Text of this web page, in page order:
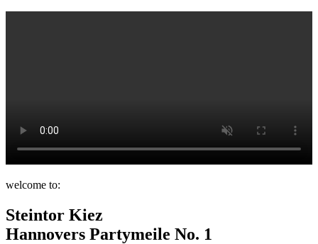
welcome to:
Steintor Kiez
Hannovers Partymeile No. 1